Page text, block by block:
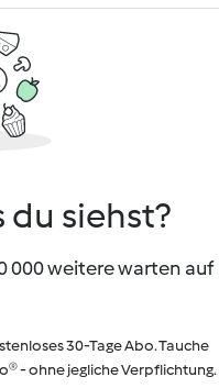
du siehst?
000 weitere warten auf
30-Tage Abo. Tauche
- ohne jegliche Verpflichtung.